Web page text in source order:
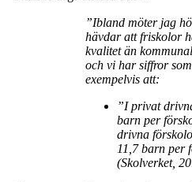
”Ibland möter jag
hävdar att friskolor
kvalitet än
och vi har siffror
exempelvis att:
”I privat
barn per
drivna
11,7 barn per
(Skolverket,